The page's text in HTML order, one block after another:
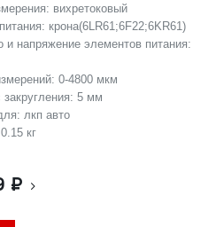
вихретоковый
крона(6LR61;6F22;6KR61)
и напряжение элементов питания:
0-4800 мкм
5 мм
лкп авто
0.15 кг
₽